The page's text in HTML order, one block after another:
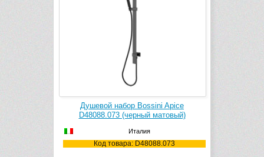
Душевой набор Bossini Apice
D48088.073 (черный матовый)
Италия
Код товара: D48088.073